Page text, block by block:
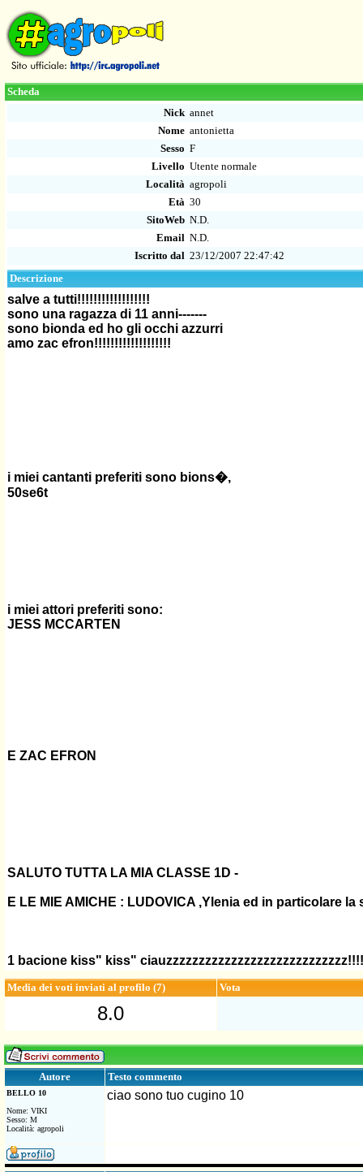
Scheda
Nick annet
Nome antonietta
Sesso F
Livello Utente normale
Località agropoli
Età 30
SitoWeb N.D.
Email N.D.
Iscritto dal 23/12/2007 22:47:42
Descrizione
salve a tutti!!!!!!!!!!!!!!!!!!
sono una ragazza di 11 anni-------
sono bionda ed ho gli occhi azzurri
amo zac efron!!!!!!!!!!!!!!!!!!!
i miei cantanti preferiti sono bions�,
50se6t
i miei attori preferiti sono:
JESS MCCARTEN
E ZAC EFRON
SALUTO TUTTA LA MIA CLASSE 1D -
E LE MIE AMICHE : LUDOVICA ,Ylenia ed in particolare
1 bacione kiss" kiss"
Media dei voti inviati al profilo (7) Vota
8.0
Autore Testo commento
BELLO 10
Nome: VIKI
Sesso: M
Località: agropoli
ciao sono tuo cugino 10